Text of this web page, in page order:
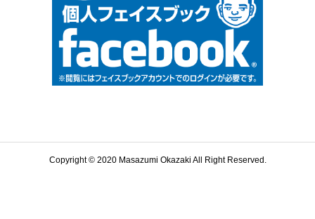
Copyright © 2020 Masazumi Okazaki All Right Reserved.